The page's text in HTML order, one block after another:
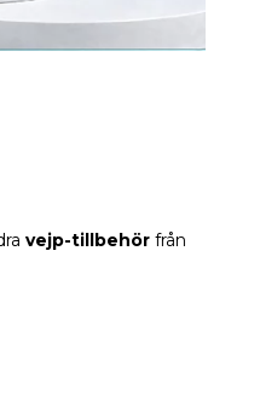
vejp-tillbehör från